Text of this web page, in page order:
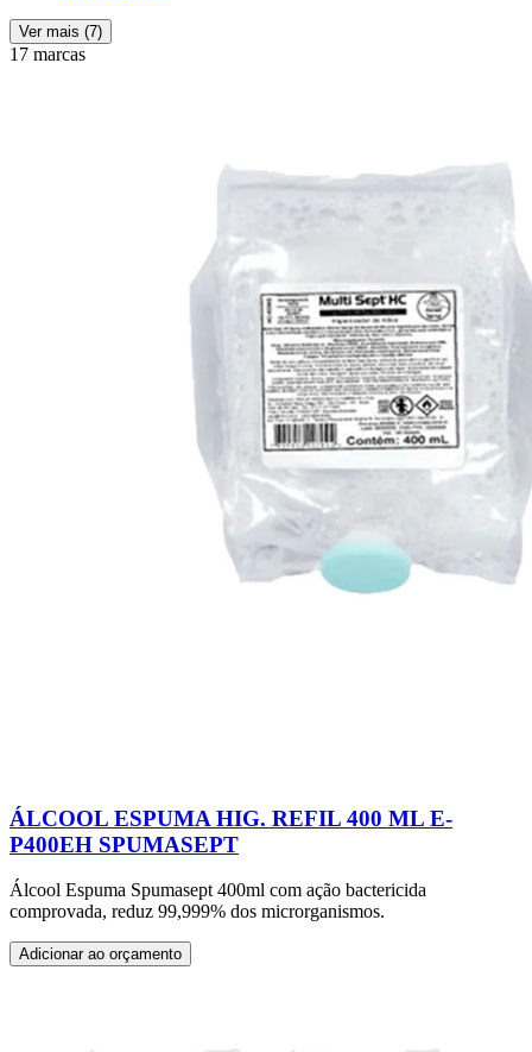
Ver mais (7)
17 marcas
ÁLCOOL ESPUMA HIG. REFIL 400 ML E-
P400EH SPUMASEPT
Álcool Espuma Spumasept 400ml com ação bactericida
comprovada, reduz 99,999% dos microrganismos.
Adicionar ao orçamento